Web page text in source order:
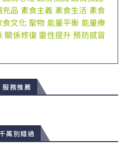
充品 素食主義 素食生活 素食
食文化聖物 能量平衡 能量療
關係修復 靈性提升預防感冒
服務推薦
萬別錯過